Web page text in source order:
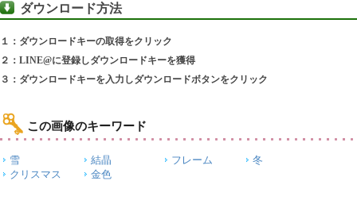
ダウンロード方法
１：ダウンロードキーの取得をクリック
２：LINE@に登録しダウンロードキーを獲得
３：ダウンロードキーを入力しダウンロードボタンをクリック
この画像のキーワード
雪 結晶 フレーム
冬
クリスマス
金色